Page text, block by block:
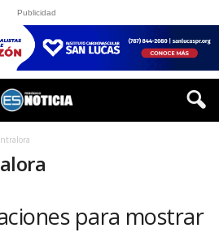
Publicidad
para mostrar